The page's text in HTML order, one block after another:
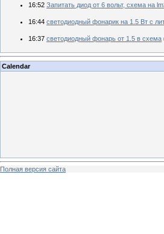
16:52 Запитать диод от 6 вольт, схема на
16:44 светодиодный фонарик на 1.5 Вт с
16:37 светодиодный фонарь от 1.5 в схема
Calendar
Полная версия сайта